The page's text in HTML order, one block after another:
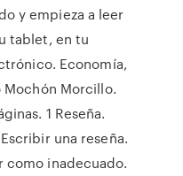
y empieza a leer
tablet, en tu
Economía,
Mochón Morcillo.
1 Reseña.
una reseña.
como inadecuado.